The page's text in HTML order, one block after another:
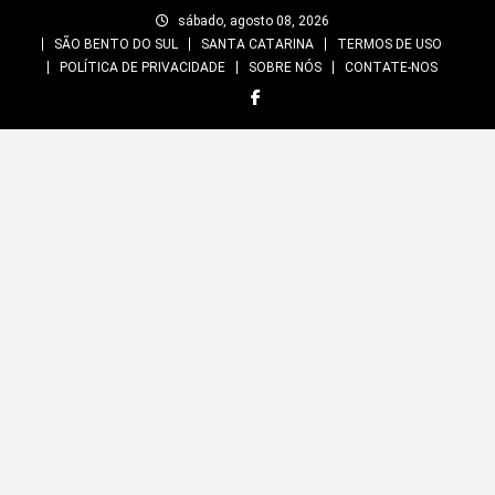
sábado, agosto 08, 2026
SÃO BENTO DO SUL
SANTA CATARINA
TERMOS DE USO
POLÍTICA DE PRIVACIDADE
SOBRE NÓS CONTATE-NOS